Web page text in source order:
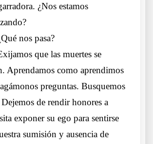
¿Nos estamos
nos pasa?
que las muertes se
Aprendamos como aprendimos
preguntas. Busquemos
Dejemos de rendir honores a
exponer su ego para sentirse
sumisión y ausencia de